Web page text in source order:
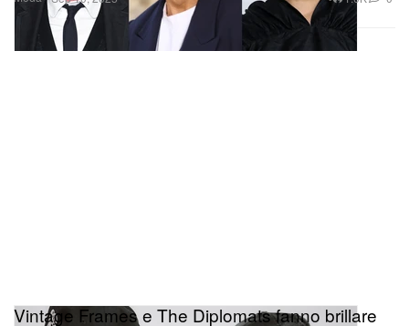
Vintage Frames e The Diplomats fanno brillare